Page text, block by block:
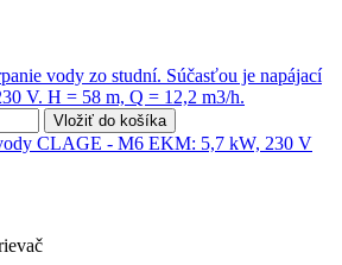
vody zo studní. Súčasťou je napájací
V. H = 58 m, Q = 12,2 m3/h.
Vložiť do košíka